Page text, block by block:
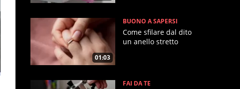
01:03
BUONO A SAPERSI
Come sfilare dal dito
un anello stretto
FAI DA TE